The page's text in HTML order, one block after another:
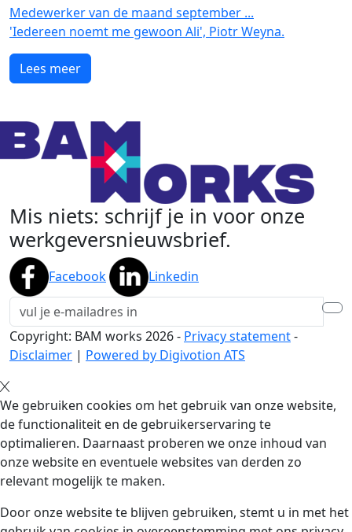
Medewerker van de maand september ...
'Iedereen noemt me gewoon Ali', Piotr Weyna.
Lees meer
Mis niets: schrijf je in voor onze
werkgeversnieuwsbrief.
Facebook Linkedin
Copyright: BAM works 2026- Privacy statement-
Disclaimer | Powered by Digivotion ATS
We gebruiken cookies om het gebruik van onze website,
de functionaliteit en de gebruikerservaring te
optimalieren. Daarnaast proberen we onze inhoud van
onze website en eventuele websites van derden zo
relevant mogelijk te maken.
Door onze website te blijven gebruiken, stemt u in met het